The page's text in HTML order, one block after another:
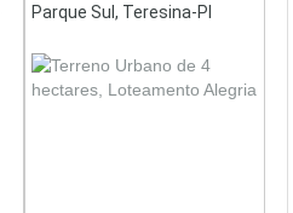
Parque Sul, Teresina-PI